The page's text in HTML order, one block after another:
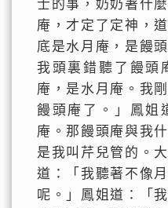
士的事，奶奶著什
庵，才定了定神，
底是水月庵，是饅
我頭裏錯聽了饅頭
庵，是水月庵。我
饅頭庵了。」鳳姐
庵。那饅頭庵與我
是我叫芹兒管的。
道：「我聽著不像
呢。」鳳姐道：「